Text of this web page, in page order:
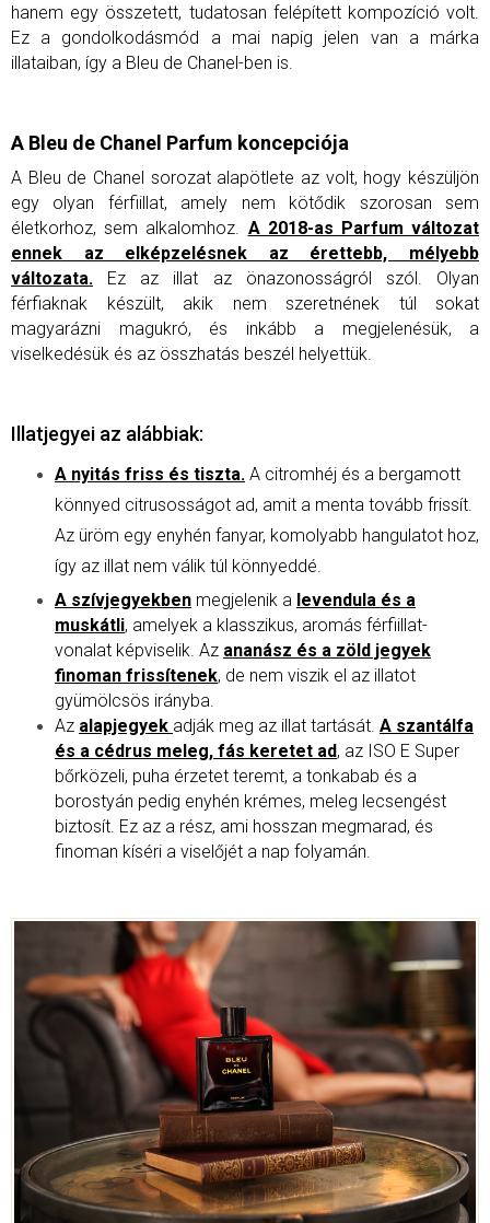
hanem egy összetett, tudatosan felépített kompozíció volt.
Ez a gondolkodásmód a mai napig jelen van a márka
illataiban, így a Bleu de Chanel-ben is.
A Bleu de Chanel Parfum koncepciója
A Bleu de Chanel sorozat alapötlete az volt, hogy készüljön
egy olyan férfiillat, amely nem kötődik szorosan sem
életkorhoz, sem alkalomhoz. A 2018-as Parfum változat
ennek az elképzelésnek az érettebb, mélyebb
változata.
Ez az illat az önazonosságról szól. Olyan
férfiaknak készült, akik nem szeretnének túl sokat
magyarázni magukró, és inkább a megjelenésük, a
viselkedésük és az összhatás beszél helyettük.
Illatjegyei az alábbiak:
A nyitás friss és tiszta. A citromhéj és a bergamott
könnyed citrusosságot ad, amit a menta tovább frissít.
Az üröm egy enyhén fanyar, komolyabb hangulatot hoz,
így az illat nem válik túl könnyeddé.
A szívjegyekben megjelenik a levendula és a
muskátli, amelyek a klasszikus, aromás férfiillat-
vonalat képviselik. Az ananász és a zöld jegyek
finoman frissítenek, de nem viszik el az illatot
gyümölcsös irányba.
Az alapjegyek adják meg az illat tartását. A szantálfa
és a cédrus meleg, fás keretet ad, az ISO E Super
bőrközeli, puha érzetet teremt, a tonkabab és a
borostyán pedig enyhén krémes, meleg lecsengést
biztosít. Ez az a rész, ami hosszan megmarad, és
finoman kíséri a viselőjét a nap folyamán.